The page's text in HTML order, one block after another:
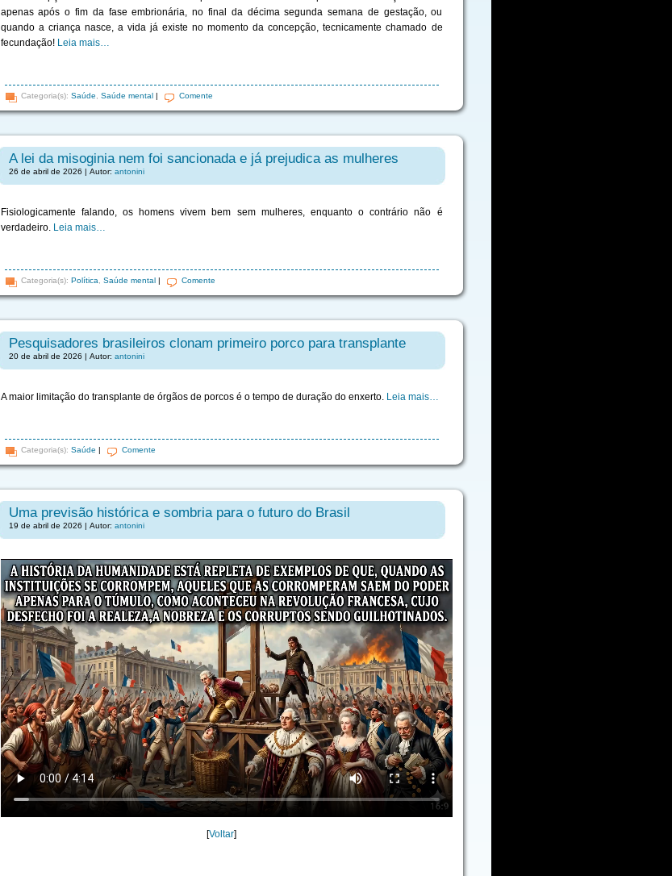
apenas após o fim da fase embrionária, no final da décima segunda semana de gestação, ou
quando a criança nasce, a vida já existe no momento da concepção, tecnicamente chamado de
fecundação! Leia mais…
Categoria(s): Saúde Saúde mental| Comente
A lei da misoginia nem foi sancionada e já prejudica as mulheres
26 de abril de 2026 | Autor: antonini
Fisiologicamente falando, os homens vivem bem sem mulheres, enquanto o contrário não é
verdadeiro. Leia mais…
Categoria(s): Política Saúde mental| Comente
Pesquisadores brasileiros clonam primeiro porco para transplante
20 de abril de 2026 | Autor: antonini
A maior limitação do transplante de órgãos de porcos é o tempo de duração do enxerto. Leia mais…
Categoria(s): Saúde | Comente
Uma previsão histórica e sombria para o futuro do Brasil
19 de abril de 2026 | Autor: antonini
[Voltar]